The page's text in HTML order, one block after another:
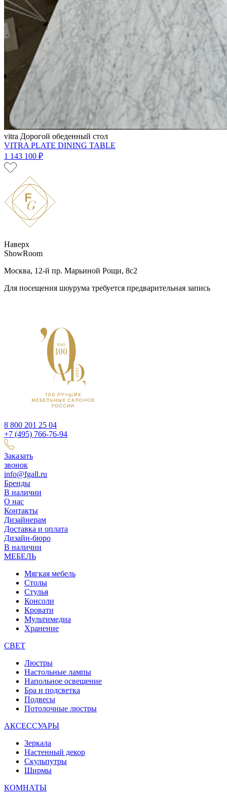
vitra Дорогой обеденный стол
VITRA PLATE DINING TABLE
1 143 100 ₽
Наверх
ShowRoom
Москва, 12-й пр. Марьиной Рощи, 8с2
Для посещения шоурума требуется предварительная запись
8 800 201 25 04
+7 (495) 766-76-94
Заказать
звонок
info@fgall.ru
Бренды
В наличии
О нас
Контакты
Дизайнерам
Доставка и оплата
Дизайн-бюро
В наличии
МЕБЕЛЬ
Мягкая мебель
Столы
Стулья
Консоли
Кровати
Мультимедиа
Хранение
СВЕТ
Люстры
Настольные лампы
Напольное освещение
Бра и подсветка
Подвесы
Потолочные люстры
АКСЕССУАРЫ
Зеркала
Настенный декор
Скульпутры
Ширмы
КОМНАТЫ